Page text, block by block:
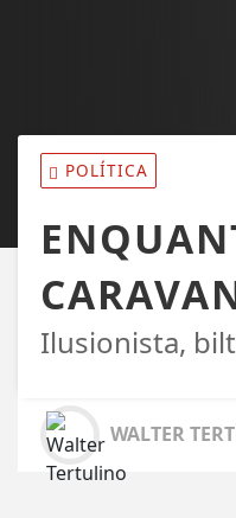
POLÍTICA
Ilusionista,
WALTER